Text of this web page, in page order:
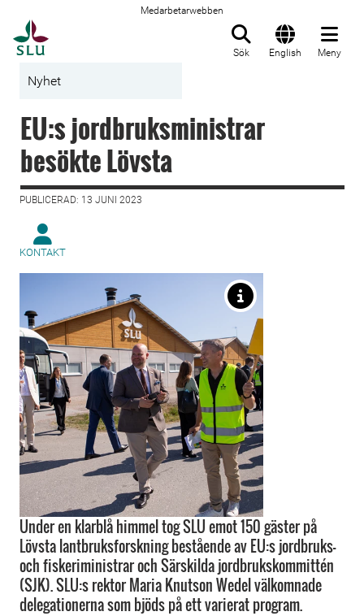
Medarbetarwebben
Sök English Meny
Nyhet
EU:s jordbruksministrar
besökte Lövsta
PUBLICERAD: 13 JUNI 2023
KONTAKT
Under en klarblå himmel tog SLU emot 150 gäster på
Lövsta lantbruksforskning bestående av EU:s jordbruks-
och fiskeriministrar och Särskilda jordbrukskommittén
(SJK). SLU:s rektor Maria Knutson Wedel välkomnade
delegationerna som bjöds på ett varierat program.